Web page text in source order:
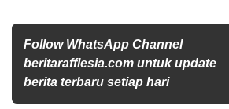
Follow WhatsApp Channel
beritarafflesia.com untuk update
berita terbaru setiap hari